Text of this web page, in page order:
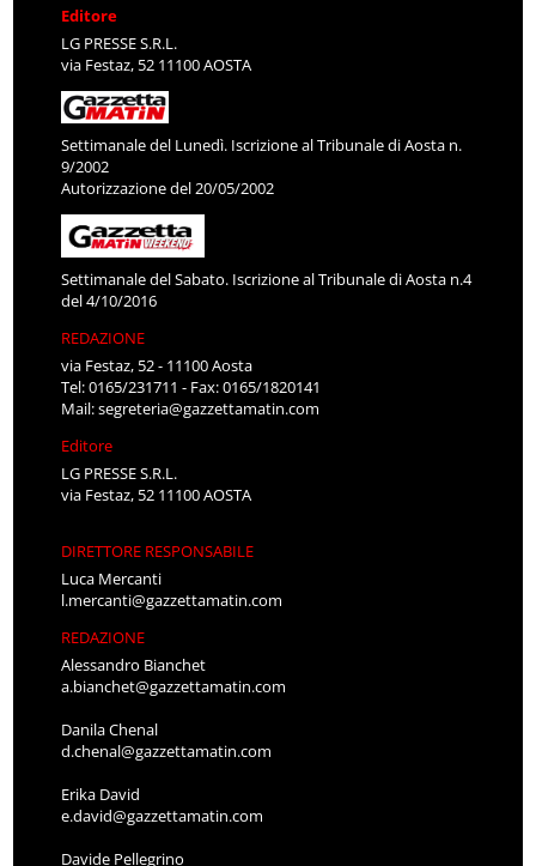
Editore
LG PRESSE S.R.L.
via Festaz, 52 11100 AOSTA
Settimanale del Lunedì. Iscrizione al Tribunale di Aosta n.
9/2002
Autorizzazione del 20/05/2002
Settimanale del Sabato. Iscrizione al Tribunale di Aosta n.4
del 4/10/2016
REDAZIONE
via Festaz, 52 - 11100 Aosta
Tel: 0165/231711 - Fax: 0165/1820141
Mail:segreteria@gazzettamatin.com
Editore
LG PRESSE S.R.L.
via Festaz, 52 11100 AOSTA
DIRETTORE RESPONSABILE
Luca Mercanti
l.mercanti@gazzettamatin.com
REDAZIONE
Alessandro Bianchet
a.bianchet@gazzettamatin.com
Danila Chenal
d.chenal@gazzettamatin.com
Erika David
e.david@gazzettamatin.com
Davide Pellegrino